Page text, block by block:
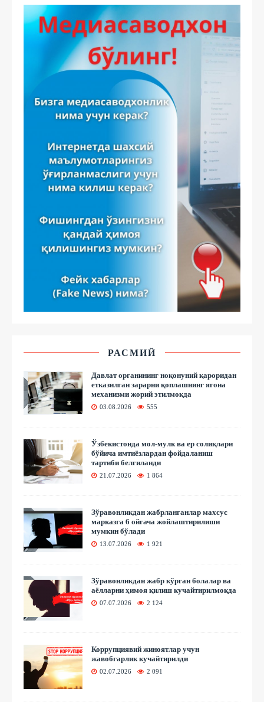
РАСМИЙ
Давлат органининг ноқонуний қароридан
етказилган зарарни қоплашнинг ягона
механизми жорий этилмоқда
03.08.2026 555
Ўзбекистонда мол-мулк ва ер солиқлари
бўйича имтиёзлардан фойдаланиш
тартиби белгиланди
21.07.2026 1 864
Зўравонликдан жабрланганлар махсус
марказга 6 ойгача жойлаштирилиши
мумкин бўлади
13.07.2026 1 921
Зўравонликдан жабр кўрган болалар ва
аёлларни ҳимоя қилиш кучайтирилмоқда
07.07.2026 2 124
Коррупциявий жиноятлар учун
жавобгарлик кучайтирилди
02.07.2026 2 091